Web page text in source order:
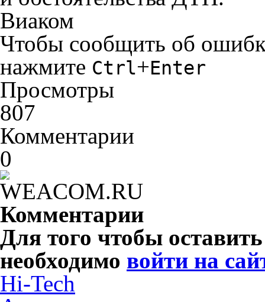
Виаком
Чтобы сообщить об
нажмите Ctrl+Enter
Просмотры
807
Комментарии
0
Комментарии
Для того чтобы
необходимо войти на
Hi-Tech